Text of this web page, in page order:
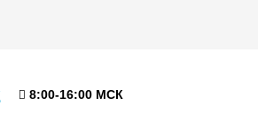
8:00-16:00 МСК